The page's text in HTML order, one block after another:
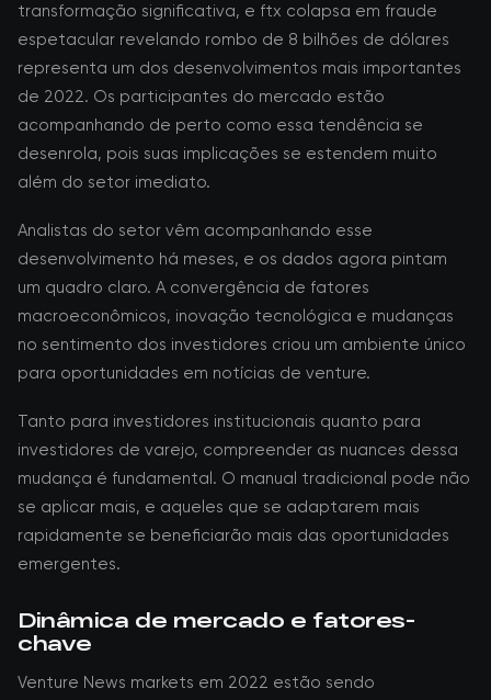
transformação significativa, e ftx colapsa em fraude
espetacular revelando rombo de 8 bilhões de dólares
representa um dos desenvolvimentos mais importantes
de 2022. Os participantes do mercado estão
acompanhando de perto como essa tendência se
desenrola, pois suas implicações se estendem muito
além do setor imediato.
Analistas do setor vêm acompanhando esse
desenvolvimento há meses, e os dados agora pintam
um quadro claro. A convergência de fatores
macroeconômicos, inovação tecnológica e mudanças
no sentimento dos investidores criou um ambiente único
para oportunidades em notícias de venture.
Tanto para investidores institucionais quanto para
investidores de varejo, compreender as nuances dessa
mudança é fundamental. O manual tradicional pode não
se aplicar mais, e aqueles que se adaptarem mais
rapidamente se beneficiarão mais das oportunidades
emergentes.
Dinâmica de mercado e fatores-
chave
Venture News markets em 2022 estão sendo